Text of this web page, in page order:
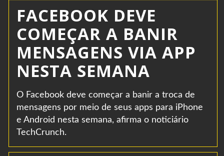
FACEBOOK DEVE
COMEÇAR A BANIR
MENSAGENS VIA APP
NESTA SEMANA
O Facebook deve começar a banir a troca de
mensagens por meio de seus apps para iPhone
e Android nesta semana, afirma o noticiário
TechCrunch.